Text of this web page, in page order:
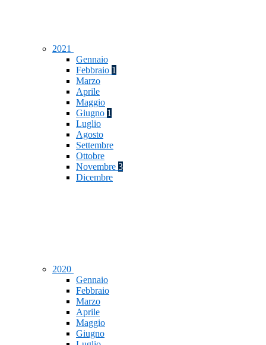
2021
Gennaio
Febbraio 1
Marzo
Aprile
Maggio
Giugno 1
Luglio
Agosto
Settembre
Ottobre
Novembre 3
Dicembre
2020
Gennaio
Febbraio
Marzo
Aprile
Maggio
Giugno